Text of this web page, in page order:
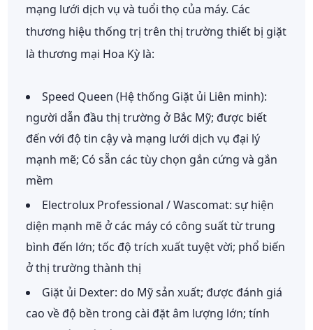
mạng lưới dịch vụ và tuổi thọ của máy. Các
thương hiệu thống trị trên thị trường thiết bị giặt
là thương mại Hoa Kỳ là:
Speed Queen (Hệ thống Giặt ủi Liên minh):
người dẫn đầu thị trường ở Bắc Mỹ; được biết
đến với độ tin cậy và mạng lưới dịch vụ đại lý
mạnh mẽ; Có sẵn các tùy chọn gắn cứng và gắn
mềm
Electrolux Professional / Wascomat:sự hiện
diện mạnh mẽ ở các máy có công suất từ trung
bình đến lớn; tốc độ trích xuất tuyệt vời; phổ biến
ở thị trường thành thị
Giặt ủi Dexter:do Mỹ sản xuất; được đánh giá
cao về độ bền trong cài đặt âm lượng lớn; tính